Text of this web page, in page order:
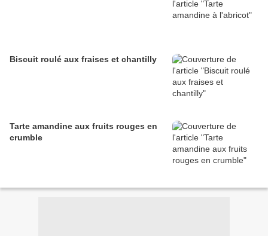
Biscuit roulé aux fraises et chantilly
Tarte amandine aux fruits rouges en
crumble